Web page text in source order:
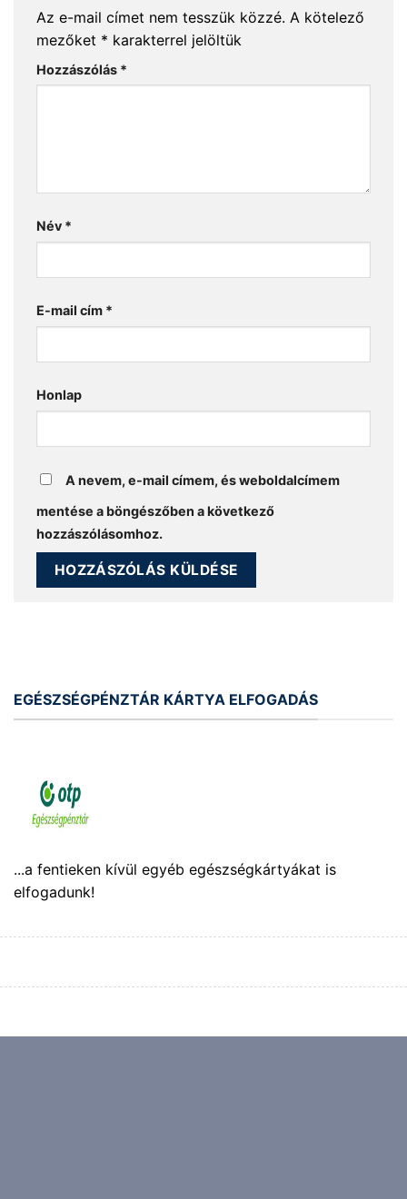
Az e-mail címet nem tesszük közzé. A kötelező
mezőket * karakterrel jelöltük
Hozzászólás *
Név *
E-mail cím *
Honlap
A nevem, e-mail címem, és weboldalcímem
mentése a böngészőben a következő
hozzászólásomhoz.
EGÉSZSÉGPÉNZTÁR KÁRTYA ELFOGADÁS
...a fentieken kívül egyéb egészségkártyákat is
elfogadunk!